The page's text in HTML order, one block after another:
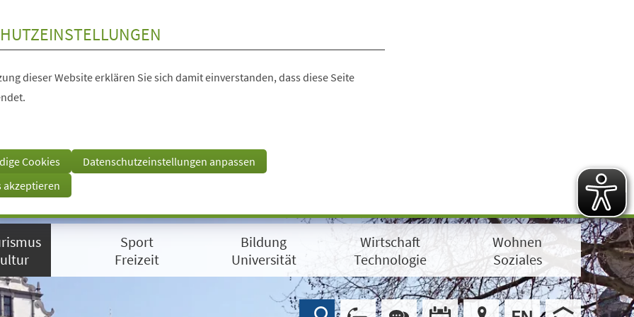
dieser Website erklären Sie sich damit einverstanden, dass diese Seite
Cookies
Datenschutzeinstellungen anpassen
akzeptieren
Sport
Freizeit
Bildung
Universität
Wirtschaft
Technologie
Wohnen
Soziales